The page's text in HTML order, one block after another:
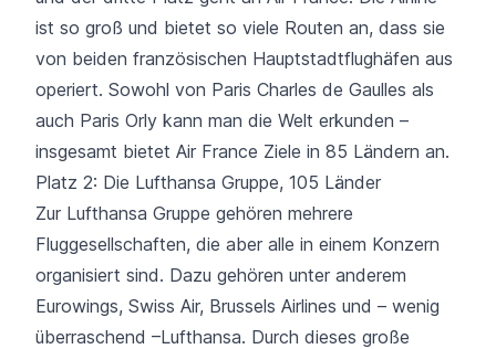
ist so groß und bietet so viele Routen an, dass sie
von beiden französischen Hauptstadtflughäfen aus
operiert. Sowohl von Paris Charles de Gaulles als
auch Paris Orly kann man die Welt erkunden –
insgesamt bietet Air France Ziele in 85 Ländern an.
Platz 2: Die Lufthansa Gruppe, 105 Länder
Zur Lufthansa Gruppe gehören mehrere
Fluggesellschaften, die aber alle in einem Konzern
organisiert sind. Dazu gehören unter anderem
Eurowings, Swiss Air, Brussels Airlines und – wenig
überraschend –Lufthansa. Durch dieses große